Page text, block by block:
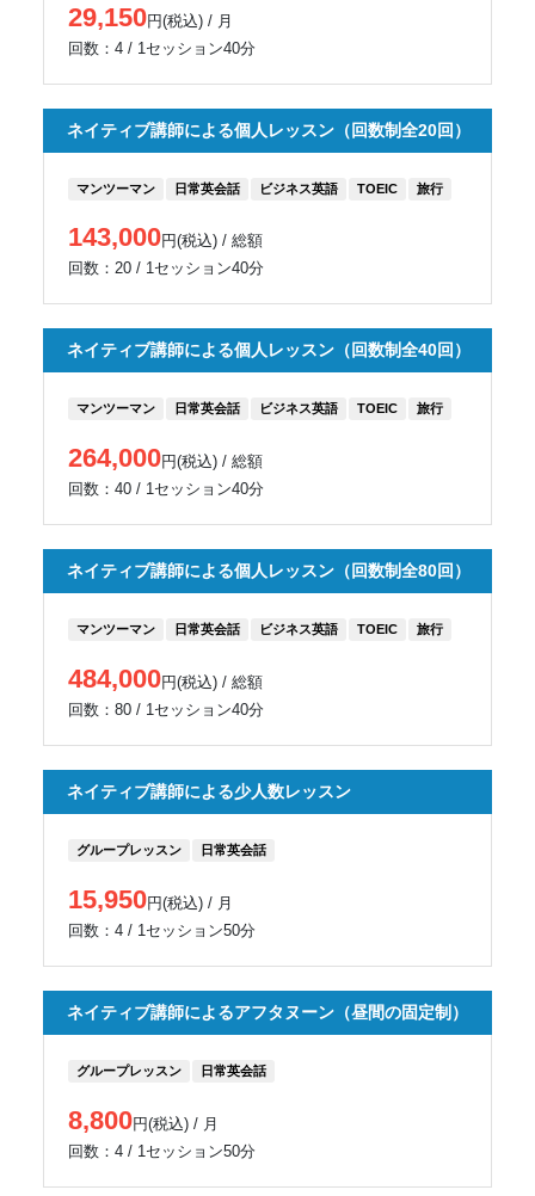
29,150円(税込) / 月
回数：4 / 1セッション40分
ネイティブ講師による個人レッスン（回数制全20回）
マンツーマン 日常英会話 ビジネス英語 TOEIC 旅行
143,000円(税込) / 総額
回数：20 / 1セッション40分
ネイティブ講師による個人レッスン（回数制全40回）
マンツーマン 日常英会話 ビジネス英語 TOEIC 旅行
264,000円(税込) / 総額
回数：40 / 1セッション40分
ネイティブ講師による個人レッスン（回数制全80回）
マンツーマン 日常英会話 ビジネス英語 TOEIC 旅行
484,000円(税込) / 総額
回数：80 / 1セッション40分
ネイティブ講師による少人数レッスン
グループレッスン 日常英会話
15,950円(税込) / 月
回数：4 / 1セッション50分
ネイティブ講師によるアフタヌーン（昼間の固定制）
グループレッスン 日常英会話
8,800円(税込) / 月
回数：4 / 1セッション50分